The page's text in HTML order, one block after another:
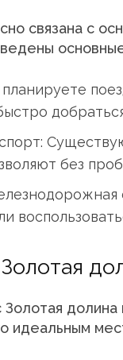
связана с
без
идеальным